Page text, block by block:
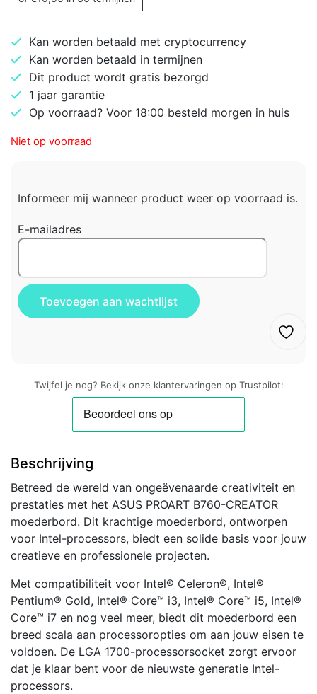
Kan worden betaald met cryptocurrency
Kan worden betaald in termijnen
Dit product wordt gratis bezorgd
1 jaar garantie
Op voorraad? Voor 18:00 besteld morgen in huis
Niet op voorraad
Informeer mij wanneer product weer op voorraad is.
E-mailadres
Twijfel je nog? Bekijk onze klantervaringen op Trustpilot:
Beschrijving
Betreed de wereld van ongeëvenaarde creativiteit en
prestaties met het ASUS PROART B760-CREATOR
moederbord. Dit krachtige moederbord, ontworpen
voor Intel-processors, biedt een solide basis voor jouw
creatieve en professionele projecten.
Met compatibiliteit voor Intel® Celeron®, Intel®
Pentium® Gold, Intel® Core™ i3, Intel® Core™ i5, Intel®
Core™ i7 en nog veel meer, biedt dit moederbord een
breed scala aan processoropties om aan jouw eisen te
voldoen. De LGA 1700-processorsocket zorgt ervoor
dat je klaar bent voor de nieuwste generatie Intel-
processors.